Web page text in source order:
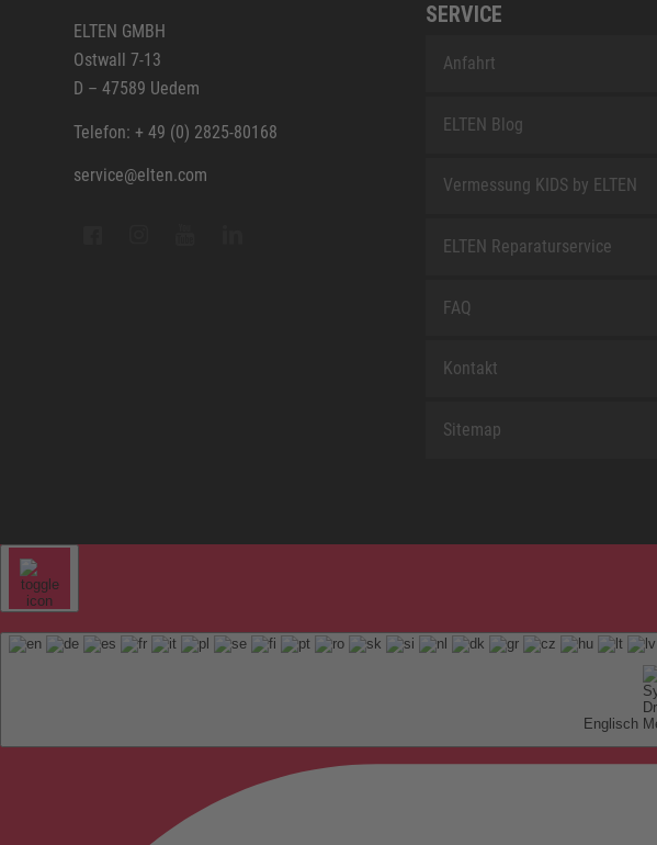
ELTEN GMBH
Ostwall 7-13
D – 47589 Uedem
Telefon: + 49 (0) 2825-80168
service@elten.com
SERVICE
Anfahrt
ELTEN Blog
Vermessung KIDS by ELTEN
ELTEN Reparaturservice
FAQ
Kontakt
Sitemap
Englisch